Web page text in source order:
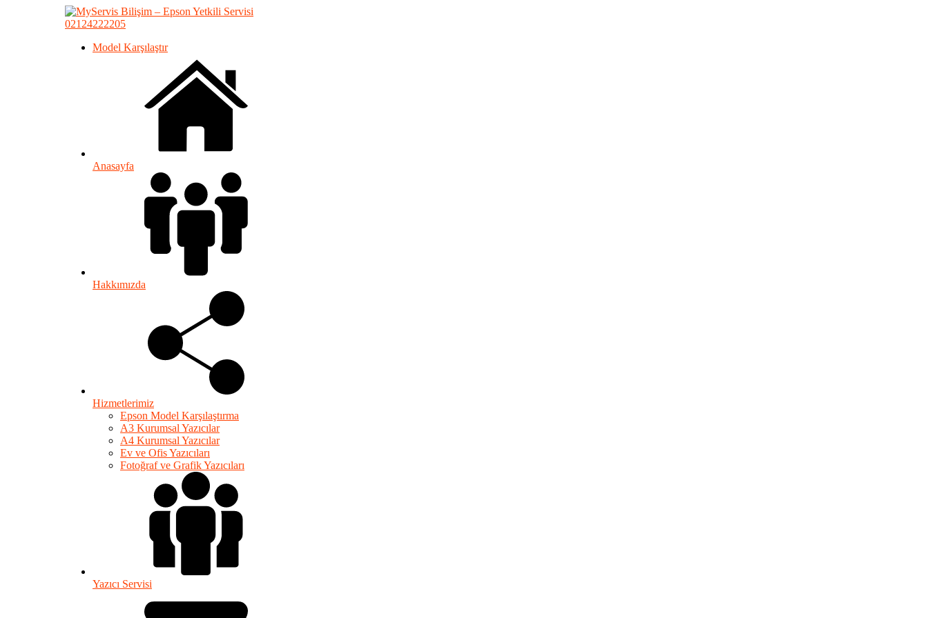
02124222205
Model Karşılaştır
Anasayfa
Hakkımızda
Hizmetlerimiz
Epson Model Karşılaştırma
A3 Kurumsal Yazıcılar
A4 Kurumsal Yazıcılar
Ev ve Ofis Yazıcıları
Fotoğraf ve Grafik Yazıcıları
Yazıcı Servisi